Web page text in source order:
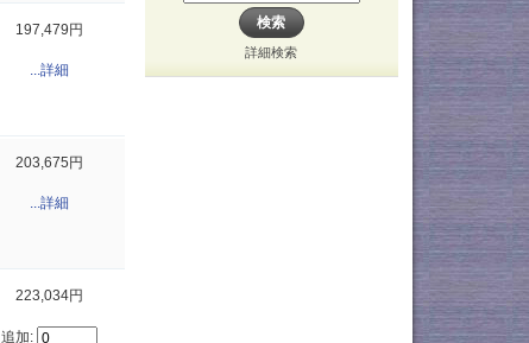
197,479円
...詳細
203,675円
...詳細
223,034円
追加:
詳細検索